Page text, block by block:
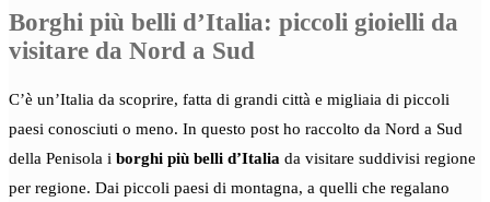
Borghi più belli d’Italia: piccoli gioielli da
visitare da Nord a Sud
C’è un’Italia da scoprire, fatta di grandi città e migliaia di piccoli
paesi conosciuti o meno. In questo post ho raccolto da Nord a Sud
della Penisola i borghi più belli d’Italia da visitare suddivisi regione
per regione. Dai piccoli paesi di montagna, a quelli che regalano